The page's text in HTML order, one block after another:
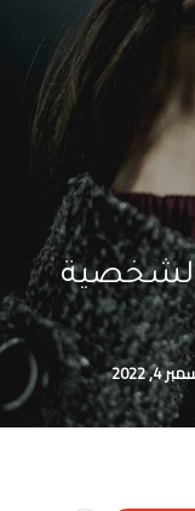
4, 2022